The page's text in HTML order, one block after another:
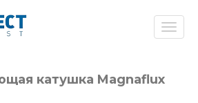
катушка Magnaflux